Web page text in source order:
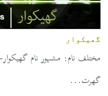
گھیکوار
مختلف نام: مشہور نام
گھرت...